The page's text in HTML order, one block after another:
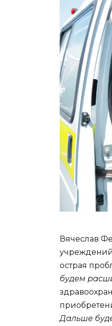
Вячеслав
острая
будем
Дальше